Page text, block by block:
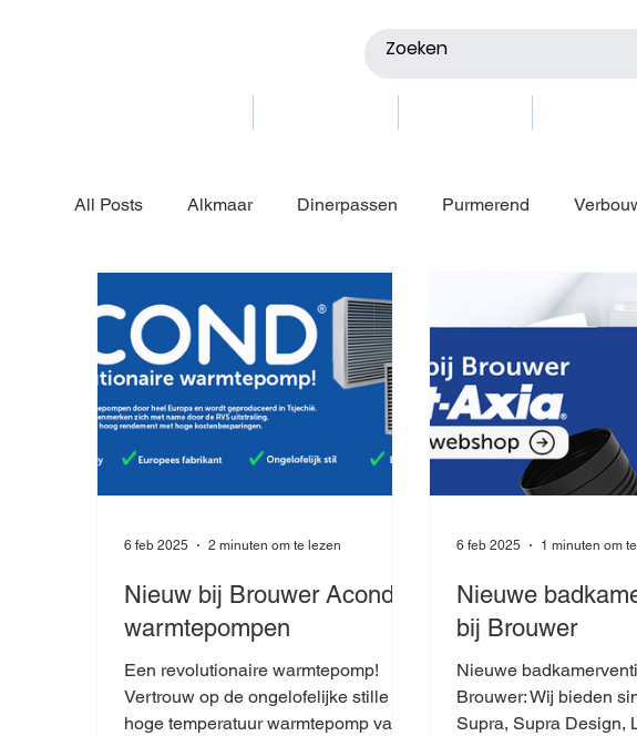
All Posts Alkmaar Dinerpassen Purmerend
Bergen Katwoude
Qblades zaagbladen Brouwer informatieartikelen
Brouwer Wormerveer Intergas
Nieuw bij Brouwer Acond
warmtepompen
Een revolutionaire warmtepomp!
Vertrouw op de ongelofelijke stille
hoge temperatuur warmtepomp van
6 feb 2025 2 minuten om te lezen
Nieuwe
bij Brouwer
Nieuwe
Brouwer: Wij bieden
Supra, Supra Design,
6 feb 2025 1 minuten om